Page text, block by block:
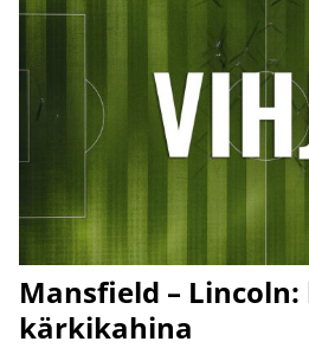
Mansfield –
kärkikahina